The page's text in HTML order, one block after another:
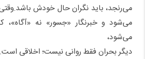
می‌رنجد، باید نگران حال خودش
می‌شود و خبرنگار «جسور» نه «آگاه»،
می‌شود،
دیگر بحران فقط روانی نیست؛ اخلاقی است.